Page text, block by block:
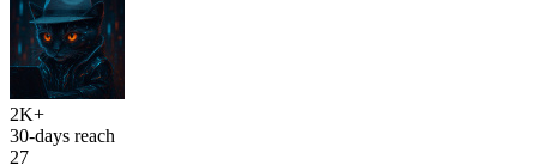
2K+
30-days reach
27